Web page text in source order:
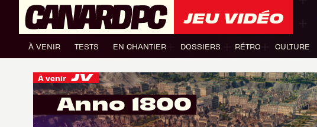
JEU VIDÉO
À VENIR TESTS EN CHANTIER DOSSIERS RÉTRO CULTURE
À venir
Anno 1800